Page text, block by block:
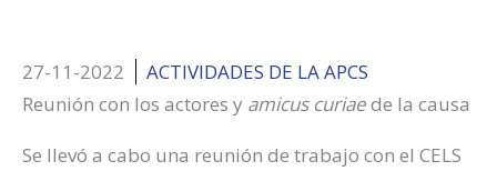
27-11-2022
ACTIVIDADES DE LA APCS
Reunión con los actores y amicus curiaede la causa
Se llevó a cabo una reunión de trabajo con el CELS